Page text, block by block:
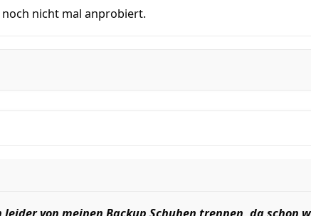
nicht mal anprobiert.